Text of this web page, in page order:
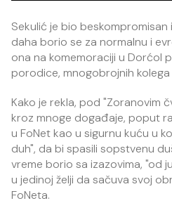
Sekulić je bio
daha borio se za normalnu i
ona na komemoraciji u Dorćol
porodice, mnogobrojnih kolega
Kako je rekla, pod "Zoranovim
kroz mnoge događaje, poput
u FoNet kao u sigurnu kuću u
duh", da bi spasili sopstvenu
vreme borio sa izazovima, "od
u jedinoj želji da sačuva svoj
FoNeta.